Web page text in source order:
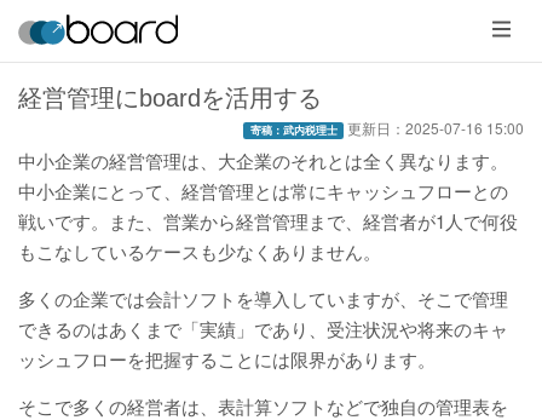
メ
ニ
ュ
ー
経営管理にboardを活用する
寄稿：武内税理士 更新日： 2025-07-16 15:00
中小企業の経営管理は、大企業のそれとは全く異なります。
中小企業にとって、経営管理とは常にキャッシュフローとの
戦いです。また、営業から経営管理まで、経営者が1人で何役
もこなしているケースも少なくありません。
多くの企業では会計ソフトを導入していますが、そこで管理
できるのはあくまで「実績」であり、受注状況や将来のキャ
ッシュフローを把握することには限界があります。
そこで多くの経営者は、表計算ソフトなどで独自の管理表を